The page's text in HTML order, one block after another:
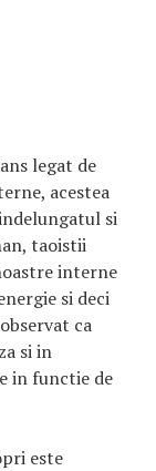
legat de
acestea
si
taoistii
interne
si deci
ca
si in
in functie de
este